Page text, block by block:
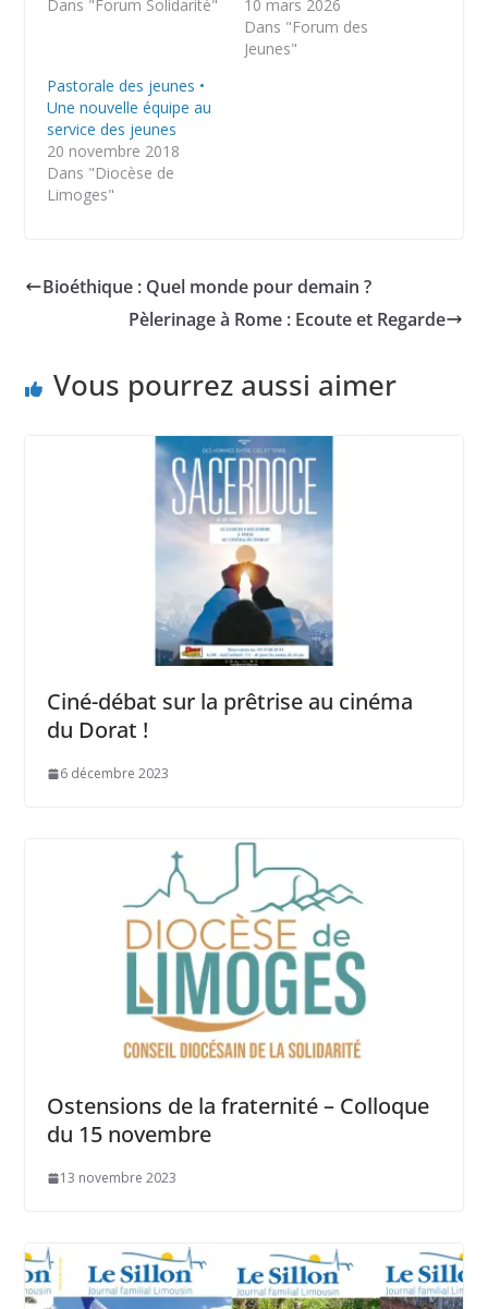
Dans "Forum Solidarité"
10 mars 2026
Dans "Forum des
Jeunes"
Pastorale des jeunes •
Une nouvelle équipe au
service des jeunes
20 novembre 2018
Dans "Diocèse de
Limoges"
Bioéthique : Quel monde pour demain ?
Pèlerinage à Rome : Ecoute et Regarde
Vous pourrez aussi aimer
Ciné-débat sur la prêtrise au cinéma
du Dorat !
6 décembre 2023
Ostensions de la fraternité – Colloque
du 15 novembre
13 novembre 2023